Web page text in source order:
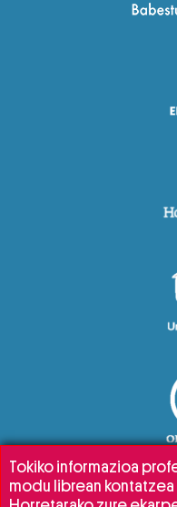
Tokiko informazioa
modu librean